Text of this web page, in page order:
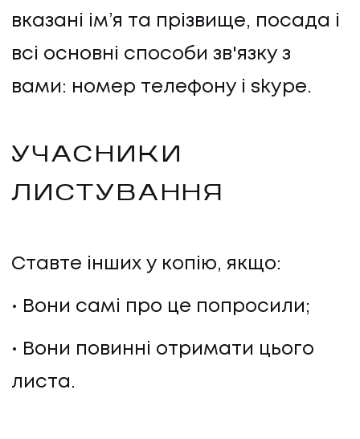
вказані ім’я та прізвище, посада і
всі основні способи зв'язку з
вами: номер телефону і skype.
УЧАСНИКИ
ЛИСТУВАННЯ
Ставте інших у копію, якщо:
Вони самі про це попросили;
Вони повинні отримати цього
листа.